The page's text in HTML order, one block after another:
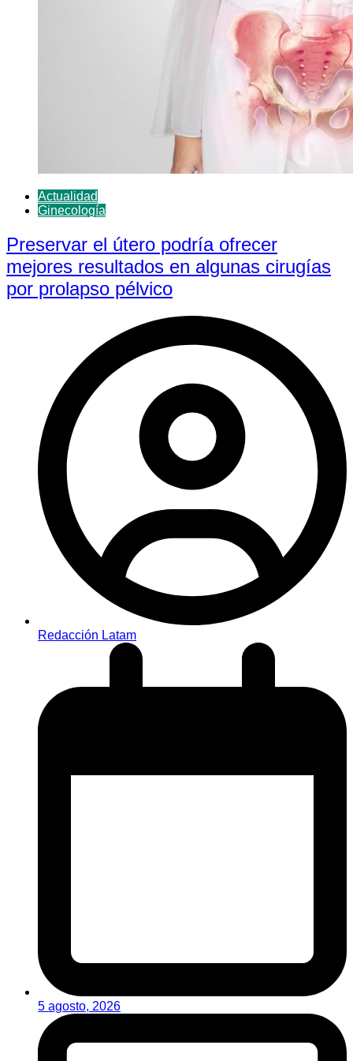
Actualidad
Ginecología
Preservar el útero podría ofrecer
mejores resultados en algunas cirugías
por prolapso pélvico
Redacción Latam
5 agosto, 2026